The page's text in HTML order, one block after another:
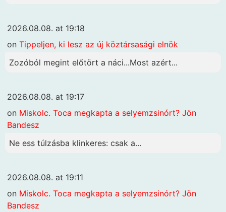
2026.08.08. at 19:18
on Tippeljen, ki lesz az új köztársasági elnök
Zozóból megint előtört a náci...Most azért...
2026.08.08. at 19:17
on Miskolc. Toca megkapta a selyemzsinórt? Jön
Bandesz
Ne ess túlzásba klinkeres: csak a...
2026.08.08. at 19:11
on Miskolc. Toca megkapta a selyemzsinórt? Jön
Bandesz